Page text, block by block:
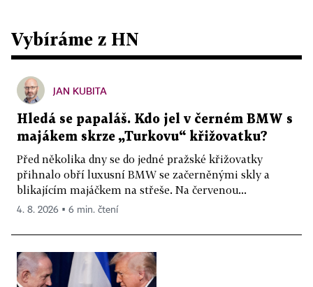
Vybíráme z HN
JAN KUBITA
Hledá se papaláš. Kdo jel v černém BMW s
majákem skrze „Turkovu“ křižovatku?
Před několika dny se do jedné pražské křižovatky
přihnalo obří luxusní BMW se začerněnými skly a
blikajícím majáčkem na střeše. Na červenou...
4. 8. 2026 ▪ 6 min. čtení